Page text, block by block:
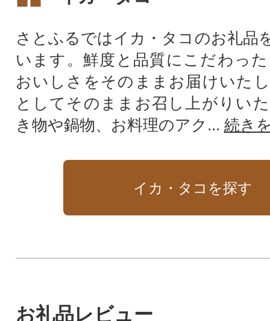
さとふるではイカ・タコのお礼品
います。鮮度と品質にこだわっ
おいしさをそのままお届けいた
としてそのままお召し上がりい
き物や鍋物、お料理のアク... 続き
イカ・タコを探す
お礼品レビュー